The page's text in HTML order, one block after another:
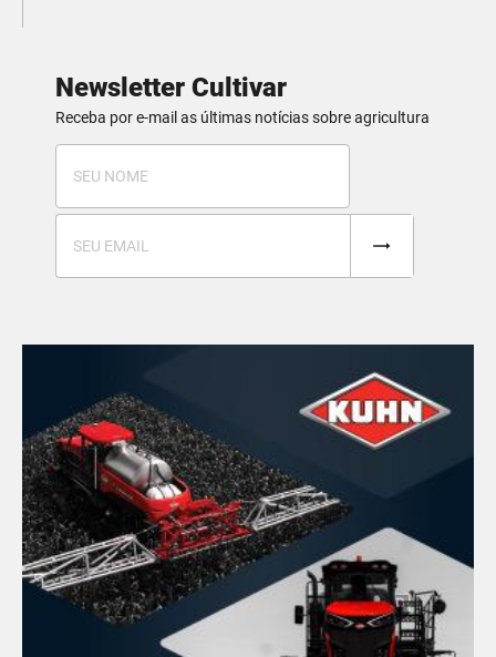
Newsletter Cultivar
Receba por e-mail as últimas notícias sobre agricultura